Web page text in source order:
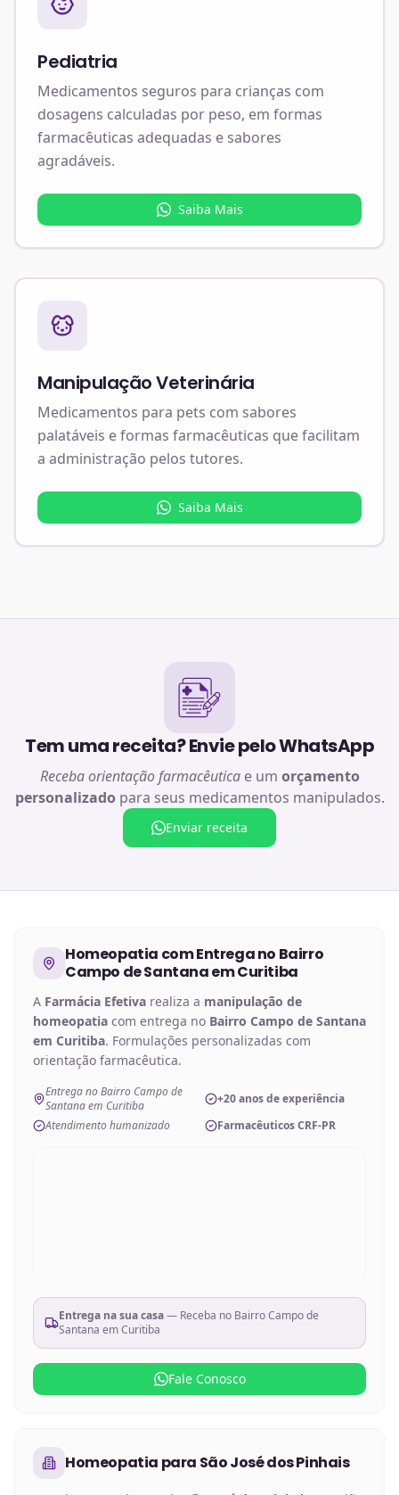
Pediatria
Medicamentos seguros para crianças com
dosagens calculadas por peso, em formas
farmacêuticas adequadas e sabores
agradáveis.
Saiba Mais
Manipulação Veterinária
Medicamentos para pets com sabores
palatáveis e formas farmacêuticas que facilitam
a administração pelos tutores.
Saiba Mais
Tem uma receita? Envie pelo WhatsApp
Receba orientação farmacêuticae um orçamento
personalizado para seus medicamentos manipulados.
Enviar receita
Homeopatia com Entrega no Bairro
Campo de Santana em Curitiba
A Farmácia Efetiva realiza a manipulação de
homeopatia com entrega no Bairro Campo de Santana
em Curitiba. Formulações personalizadas com
orientação farmacêutica.
Entrega no Bairro Campo de
Santana em Curitiba
+20 anos de experiência
Atendimento humanizado
Farmacêuticos CRF-PR
Entrega na sua casa— Receba no Bairro Campo de
Santana em Curitiba
Fale Conosco
Homeopatia para São José dos Pinhais